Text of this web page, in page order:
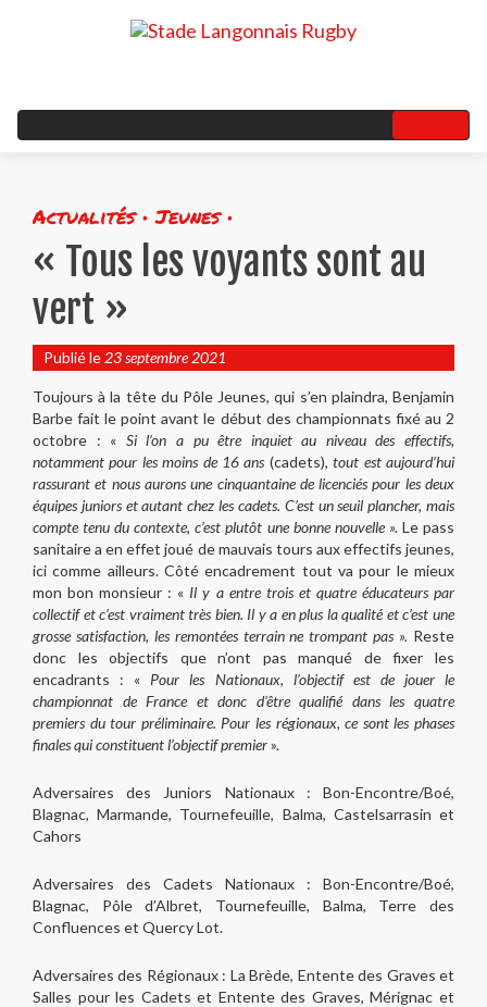
Actualités • Jeunes •
« Tous les voyants sont au
vert »
Publié le 23 septembre 2021
Toujours à la tête du Pôle Jeunes, qui s’en plaindra, Benjamin
Barbe fait le point avant le début des championnats fixé au 2
octobre : « Si l’on a pu être inquiet au niveau des effectifs,
notamment pour les moins de 16 ans (cadets),tout est aujourd’hui
rassurant et nous aurons une cinquantaine de licenciés pour les deux
équipes juniors et autant chez les cadets. C’est un seuil plancher, mais
compte tenu du contexte, c’est plutôt une bonne nouvelle ». Le pass
sanitaire a en effet joué de mauvais tours aux effectifs jeunes,
ici comme ailleurs. Côté encadrement tout va pour le mieux
mon bon monsieur : « Il y a entre trois et quatre éducateurs par
collectif et c’est vraiment très bien. Il y a en plus la qualité et c’est une
grosse satisfaction, les remontées terrain ne trompant pas ». Reste
donc les objectifs que n’ont pas manqué de fixer les
encadrants : « Pour les Nationaux, l’objectif est de jouer le
championnat de France et donc d’être qualifié dans les quatre
premiers du tour préliminaire. Pour les régionaux, ce sont les phases
finales qui constituent l’objectif premier».
Adversaires des Juniors Nationaux : Bon-Encontre/Boé,
Blagnac, Marmande, Tournefeuille, Balma, Castelsarrasin et
Cahors
Adversaires des Cadets Nationaux : Bon-Encontre/Boé,
Blagnac, Pôle d’Albret, Tournefeuille, Balma, Terre des
Confluences et Quercy Lot.
Adversaires des Régionaux : La Brède, Entente des Graves et
Salles pour les Cadets et Entente des Graves, Mérignac et